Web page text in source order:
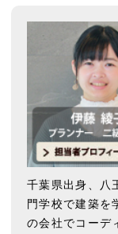
千葉県出身、八
門学校で建築を
の会社でコーデ